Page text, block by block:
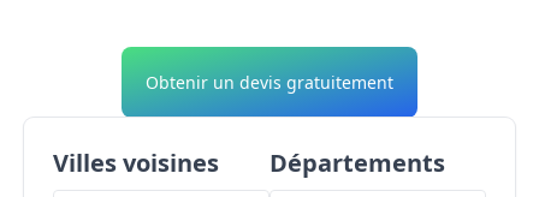
Obtenir un devis gratuitement
Villes voisines Départements